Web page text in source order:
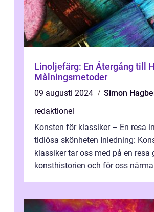
Linoljefärg: En Återgång till
Målningsmetoder
09 augusti 2024
Simon
redaktionel
Konsten för klassiker – En resa
tidlösa skönheten Inledning:
klassiker tar oss med på en resa
konsthistorien och för oss